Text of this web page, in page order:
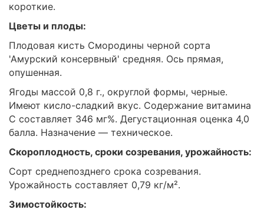
короткие.
Цветы и плоды:
Плодовая кисть Смородины черной сорта
'Амурский консервный' средняя. Ось прямая,
опушенная.
Ягоды массой 0,8 г., округлой формы, черные.
Имеют кисло-сладкий вкус. Содержание витамина
С составляет 346 мг%. Дегустационная оценка 4,0
балла. Назначение — техническое.
Скороплодность, сроки созревания, урожайность:
Сорт среднепозднего срока созревания.
Урожайность составляет 0,79 кг/м².
Зимостойкость: